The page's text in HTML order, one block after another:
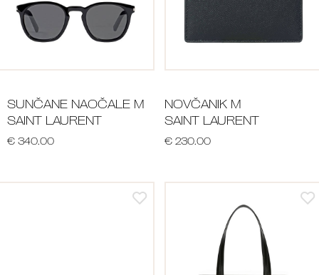
SUNČANE NAOČALE M
SAINT LAURENT
€ 340.00
NOVČANIK M
SAINT LAURENT
€ 230.00